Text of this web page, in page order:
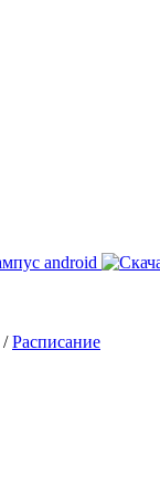
/Расписание